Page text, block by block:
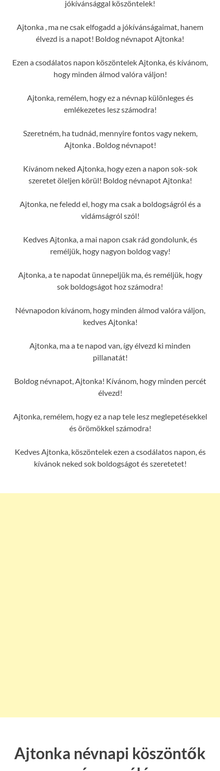
jókívánsággal köszöntelek!
Ajtonka , ma ne csak elfogadd a jókívánságaimat, hanem
élvezd is a napot! Boldog névnapot Ajtonka!
Ezen a csodálatos napon köszöntelek Ajtonka, és kívánom,
hogy minden álmod valóra váljon!
Ajtonka, remélem, hogy ez a névnap különleges és
emlékezetes lesz számodra!
Szeretném, ha tudnád, mennyire fontos vagy nekem,
Ajtonka . Boldog névnapot!
Kívánom neked Ajtonka, hogy ezen a napon sok-sok
szeretet öleljen körül! Boldog névnapot Ajtonka!
Ajtonka, ne feledd el, hogy ma csak a boldogságról és a
vidámságról szól!
Kedves Ajtonka, a mai napon csak rád gondolunk, és
reméljük, hogy nagyon boldog vagy!
Ajtonka, a te napodat ünnepeljük ma, és reméljük, hogy
sok boldogságot hoz számodra!
Névnapodon kívánom, hogy minden álmod valóra váljon,
kedves Ajtonka!
Ajtonka, ma a te napod van, így élvezd ki minden
pillanatát!
Boldog névnapot, Ajtonka! Kívánom, hogy minden percét
élvezd!
Ajtonka, remélem, hogy ez a nap tele lesz meglepetésekkel
és örömökkel számodra!
Kedves Ajtonka, köszöntelek ezen a csodálatos napon, és
kívánok neked sok boldogságot és szeretetet!
Ajtonka névnapi köszöntők